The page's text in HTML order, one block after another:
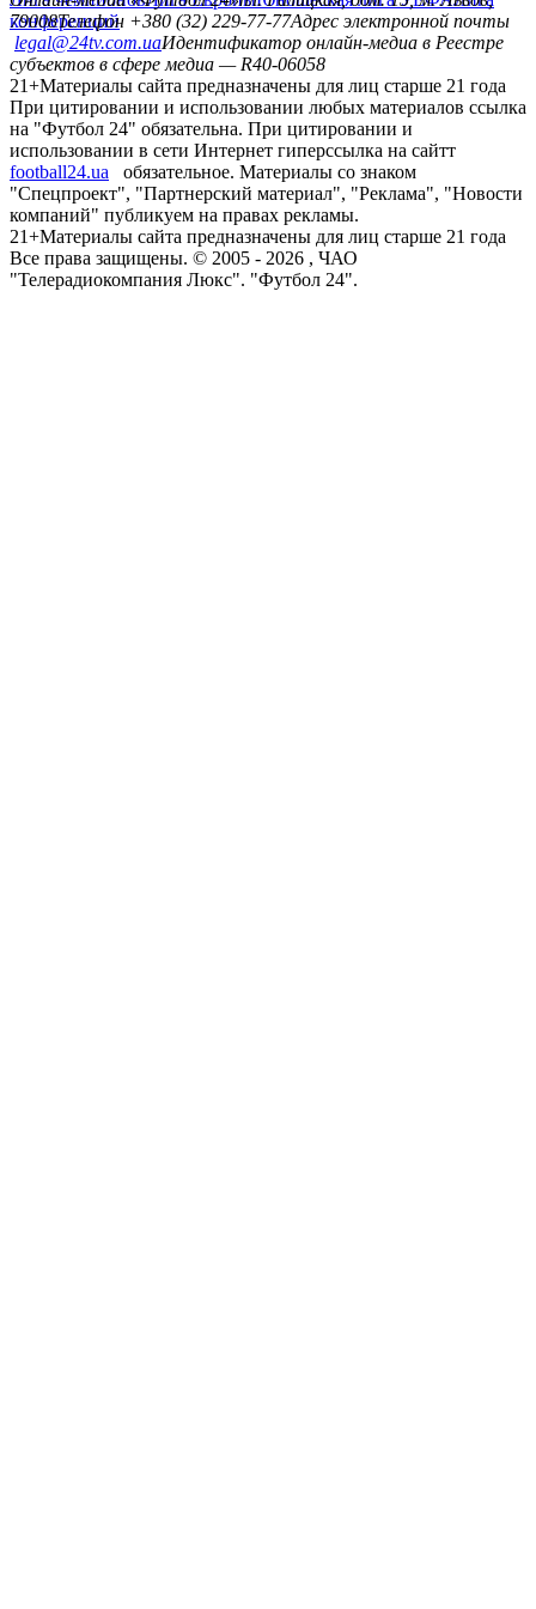
конференций
79008Телефон +380 (32) 229-77-77Адрес электронной почты
legal@24tv.com.uaИдентификатор онлайн-медиа в Реестре
субъектов в сфере медиа — R40-06058
21+Материалы сайта предназначены для лиц старше 21 года
При цитировании и использовании любых материалов ссылка
на "Футбол 24" обязательна. При цитировании и
использовании в сети Интернет гиперссылка на сайтт
football24.ua
обязательное. Материалы со знаком
"Спецпроект", "Партнерский материал", "Реклама", "Новости
компаний" публикуем на правах рекламы.
21+Материалы сайта предназначены для лиц старше 21 года
Все права защищены. © 2005 - 2026 , ЧАО
"Телерадиокомпания Люкс". "Футбол 24".